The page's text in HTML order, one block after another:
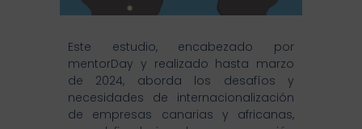
Este estudio, encabezado por
mentorDay y realizado hasta marzo
de 2024, aborda los desafíos y
necesidades de internacionalización
de empresas canarias y africanas,